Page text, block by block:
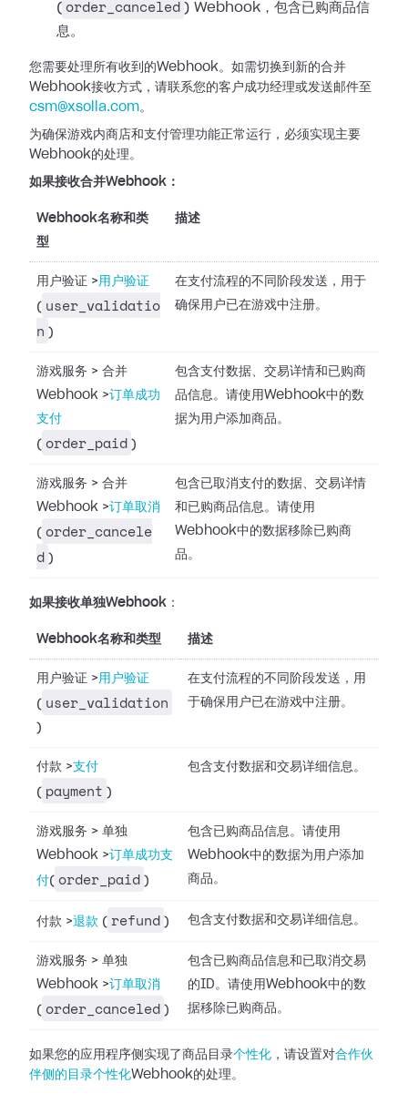
( order_canceled ) Webhook，包含已购商品信
息。
您需要处理所有收到的Webhook。如需切换到新的合并
Webhook接收方式，请联系您的客户成功经理或发送邮件至
csm@xsolla.com。
为确保游戏内商店和支付管理功能正常运行，必须实现主要
Webhook的处理。
如果接收合并Webhook：
Webhook名称和类
型
描述
用户验证 >用户验证
( user_validatio
n )
在支付流程的不同阶段发送，用于
确保用户已在游戏中注册。
游戏服务 > 合并
Webhook >订单成功
支付
( order_paid )
包含支付数据、交易详情和已购商
品信息。请使用Webhook中的数
据为用户添加商品。
游戏服务 > 合并
Webhook >订单取消
( order_cancele
d )
包含已取消支付的数据、交易详情
和已购商品信息。请使用
Webhook中的数据移除已购商
品。
如果接收单独Webhook ：
Webhook名称和类型 描述
用户验证 >用户验证
( user_validation
)
在支付流程的不同阶段发送，用
于确保用户已在游戏中注册。
付款 >支付
( payment )
包含支付数据和交易详细信息。
游戏服务 > 单独
Webhook >订单成功支
付( order_paid )
包含已购商品信息。请使用
Webhook中的数据为用户添加
商品。
付款 >退款 ( refund ) 包含支付数据和交易详细信息。
游戏服务 > 单独
Webhook >订单取消
( order_canceled )
包含已购商品信息和已取消交易
的ID。请使用Webhook中的数
据移除已购商品。
如果您的应用程序侧实现了商品目录个性化 ，请设置对合作伙
伴侧的目录个性化Webhook的处理。